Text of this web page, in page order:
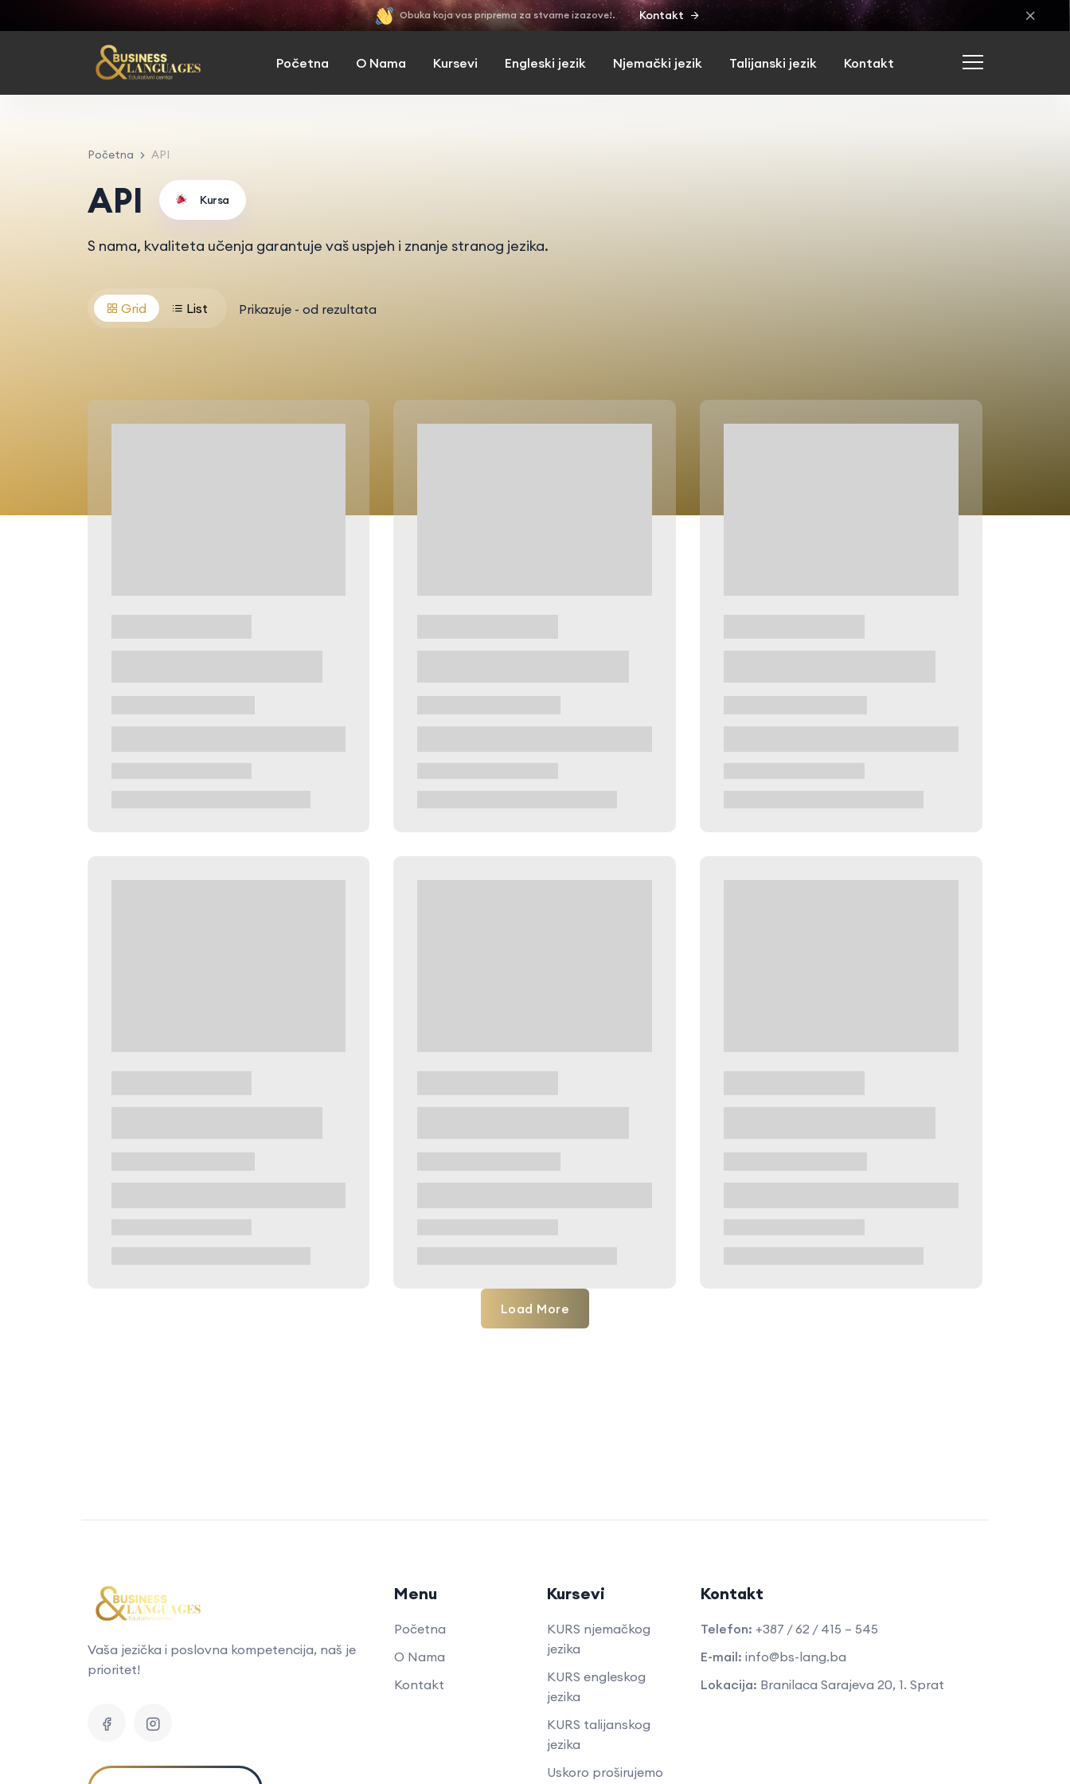
Obuka koja vas priprema za stvarne izazove!. Kontakt
Početna O Nama Kursevi Engleski jezik Njemački jezik Talijanski jezik Kontakt
Početna API
API Kursa
S nama, kvaliteta učenja garantuje vaš uspjeh i znanje stranog jezika.
Grid List Prikazuje - od rezultata
Load More
Vaša jezička i poslovna kompetencija, naš je
prioritet!
Menu
Početna
O Nama
Kontakt
Kursevi
KURS njemačkog
jezika
KURS engleskog
jezika
KURS talijanskog
jezika
Uskoro proširujemo
Kontakt
Telefon: +387 / 62 / 415 – 545
E-mail: info@bs-lang.ba
Lokacija: Branilaca Sarajeva 20, 1. Sprat